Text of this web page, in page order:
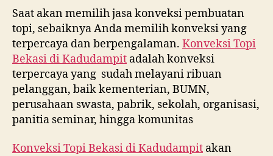
0815
995
6854
Saat akan memilih jasa konveksi pembuatan
topi, sebaiknya Anda memilih konveksi yang
terpercaya dan berpengalaman. Konveksi Topi
Bekasi diKadudampit adalah konveksi
terpercaya yang sudah melayani ribuan
pelanggan, baik kementerian, BUMN,
perusahaan swasta, pabrik, sekolah, organisasi,
panitia seminar, hingga komunitas
Konveksi Topi Bekasi diKadudampit akan